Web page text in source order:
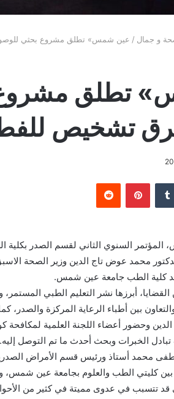
و جمال / عين شمس» تطلق مشروع بحثي
تطلق
تشخيص
بينتيريست
السنوي الثاني لقسم الصدر بكلية
محمد عوض تاج الدين وزير الصحة
كلية الطب جامعة عين شمس.
أبرزها نشر التعليم الطبي المستمر،
والتعاون بين أطباء الرعاية المركزة
وحضور أعضاء اللجنة العلمية لمكافحة
الخبرات وبحث أحدث ما تم التوصل إليه.
محمد أستاذ ورئيس قسم الأمراض
كليتي الطب والعلوم بجامعة عين
قد تتسبب في عدوى مميتة في كثير من